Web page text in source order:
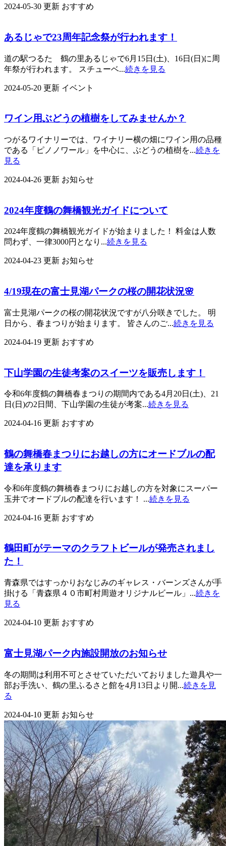
2024-05-30 更新 おすすめ
あるじゃで23周年記念祭が行われます！
道の駅つるた 鶴の里あるじゃで6月15日(土)、16日(日)に周
年祭が行われます。 スチューベ...続きを見る
2024-05-20 更新 イベント
ワイン用ぶどうの植樹をしてみませんか？
つがるワイナリーでは、ワイナリー横の畑にワイン用の品種
である「ピノノワール」を中心に、ぶどうの植樹を...続きを
見る
2024-04-26 更新 お知らせ
2024年度鶴の舞橋観光ガイドについて
2024年度鶴の舞橋観光ガイドが始まりました！ 料金は人数
問わず、一律3000円となり...続きを見る
2024-04-23 更新 お知らせ
4/19現在の富士見湖パークの桜の開花状況🌸
富士見湖パークの桜の開花状況ですが八分咲きでした。 明
日から、春まつりが始まります。 皆さんのご...続きを見る
2024-04-19 更新 おすすめ
下山学園の生徒考案のスイーツを販売します！
令和6年度鶴の舞橋春まつりの期間内である4月20日(土)、21
日(日)の2日間、下山学園の生徒が考案...続きを見る
2024-04-16 更新 おすすめ
鶴の舞橋春まつりにお越しの方にオードブルの配
達を承ります
令和6年度鶴の舞橋春まつりにお越しの方を対象にスーパー
玉井でオードブルの配達を行います！ ...続きを見る
2024-04-16 更新 おすすめ
鶴田町がテーマのクラフトビールが発売されまし
た！
青森県ではすっかりおなじみのギャレス・バーンズさんが手
掛ける「青森県４０市町村周遊オリジナルビール」...続きを
見る
2024-04-10 更新 おすすめ
富士見湖パーク内施設開放のお知らせ
冬の期間は利用不可とさせていただいておりました遊具や一
部お手洗い、鶴の里ふるさと館を4月13日より開...続きを見
る
2024-04-10 更新 お知らせ